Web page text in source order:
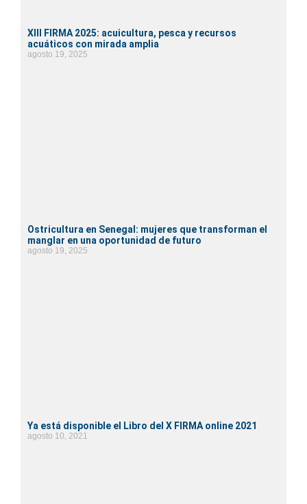
XIII FIRMA 2025: acuicultura, pesca y recursos
acuáticos con mirada amplia
agosto 19, 2025
Ostricultura en Senegal: mujeres que transforman el
manglar en una oportunidad de futuro
agosto 19, 2025
Ya está disponible el Libro del X FIRMA online 2021
agosto 10, 2021